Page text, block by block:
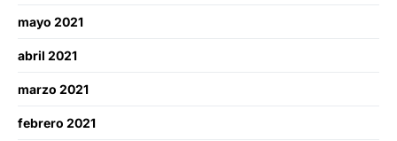
mayo 2021
abril 2021
marzo 2021
febrero 2021